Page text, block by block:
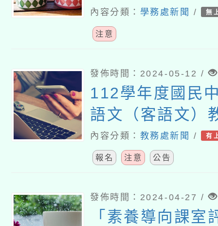
內容分類： 學務處新聞 / 無
注意
發佈時間：2024-05-12 /
112學年度國民
語文（客語文）
作人員認證計畫
內容分類： 教務處新聞 / 有
報名 注意 公告
發佈時間：2024-04-27 /
「素養導向課室